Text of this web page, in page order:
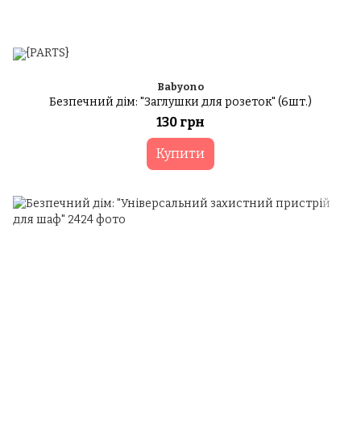
Babyono
Безпечний дім: "Заглушки для розеток" (6шт.)
130 грн
Купити